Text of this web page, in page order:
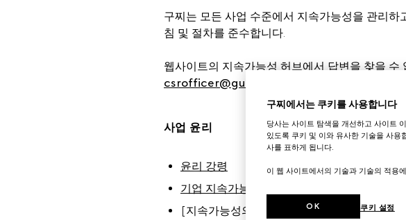
구찌는 모든 사업 수준에서 지속가능성을 관리
침 및 절차를 준수합니다.
웹사이트의 지속가능성 허브에서 답변을 찾을
csrofficer@gucci.com
사업 윤리
윤리 강령
기업 지속가능성 및 책임에 관한 정책
[지속가능성의 원칙](https://
구찌에서는 쿠키를 사용합니다
당사는 사이트 탐색을 개선하고 사이트
있도록 쿠키 및 이와 유사한 기술을 사용
사를 표하게 됩니다.
이 웹 사이트에서의 기술과 기술의 적용
쿠키 설정
OK